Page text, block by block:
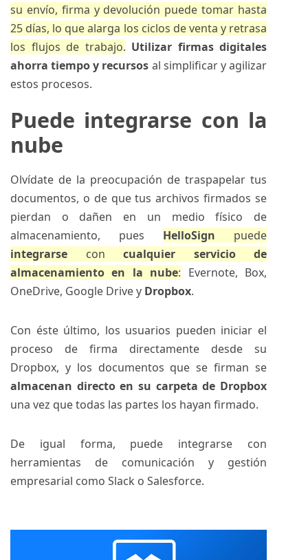
su envío, firma y devolución puede tomar hasta
25 días, lo que alarga los ciclos de venta y retrasa
los flujos de trabajo. Utilizar firmas digitales
ahorra tiempo y recursos al simplificar y agilizar
estos procesos.
Puede integrarse con la
nube
Olvídate de la preocupación de traspapelar tus
documentos, o de que tus archivos firmados se
pierdan o dañen en un medio físico de
almacenamiento, pues HelloSign puede
integrarse con cualquier servicio de
almacenamiento en la nube: Evernote, Box,
OneDrive, Google Drive y Dropbox.
Con éste último, los usuarios pueden iniciar el
proceso de firma directamente desde su
Dropbox, y los documentos que se firman se
almacenan directo en su carpeta de Dropbox
una vez que todas las partes los hayan firmado.
De igual forma, puede integrarse con
herramientas de comunicación y gestión
empresarial como Slack o Salesforce.